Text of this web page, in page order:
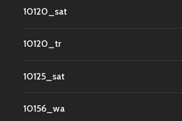
10120_sat
10120_tr
10125_sat
10156_wa